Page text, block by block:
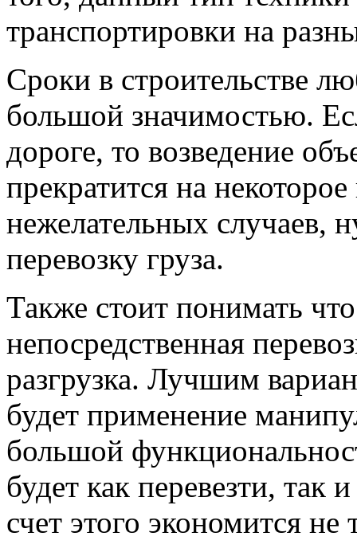
транспортировки на
Сроки в строительстве
большой значимостью.
дороге, то возведение
прекратится на
нежелательных случаев,
перевозку груза.
Также стоит понимать
непосредственная
разгрузка. Лучшим
будет применение
большой
будет как перевезти, так
счет этого экономится